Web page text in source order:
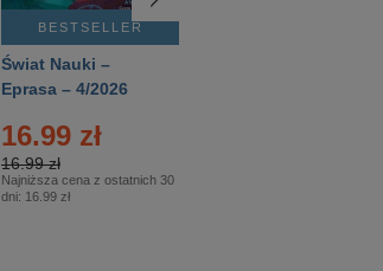
BESTSELLER
Świat Nauki –
Eprasa – 4/2026
16.99 zł
16.99 zł
Najniższa cena z ostatnich 30
dni: 16.99 zł